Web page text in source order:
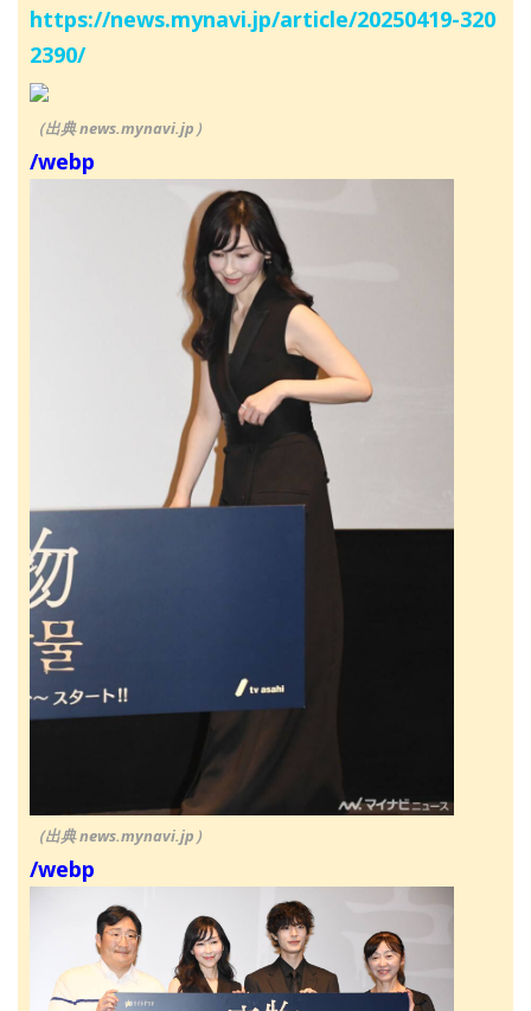
https://news.mynavi.jp/article/20250419-320
2390/
（出典 news.mynavi.jp）
/webp
（出典 news.mynavi.jp）
/webp